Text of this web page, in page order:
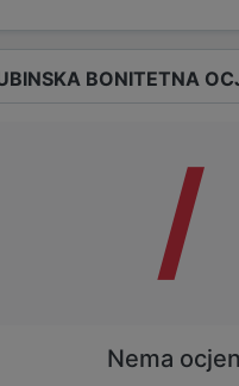
BONITETNA
/
Nema